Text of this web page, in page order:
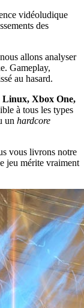
vidéoludique
des
allons analyser
Gameplay,
au hasard.
Linux, Xbox One,
à tous les types
un hardcore
vous livrons notre
jeu mérite vraiment